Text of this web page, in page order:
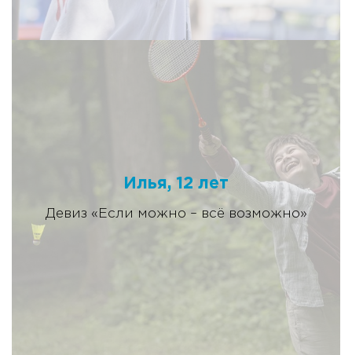
Илья, 12 лет
Девиз «Если можно – всё возможно»